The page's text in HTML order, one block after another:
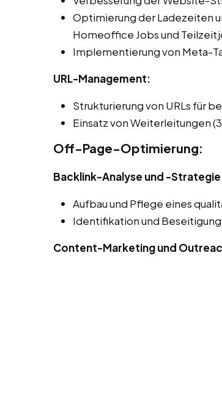
Optimierung der Ladezeiten
Homeoffice Jobs und
Implementierung von Meta-
URL-Management:
Strukturierung von URLs für
Einsatz von Weiterleitungen
Off-Page-Optimierung:
Backlink-Analyse und -
Aufbau und Pflege eines
Identifikation und
Content-Marketing und